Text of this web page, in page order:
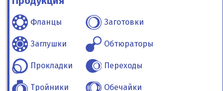
Фланцы Заготовки
Заглушки Обтюраторы
Прокладки Переходы
Тройники Обечайки